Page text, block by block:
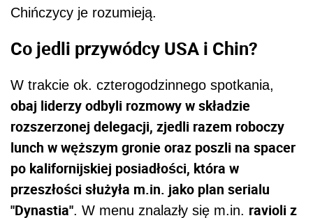
Chińczycy je rozumieją.
Co jedli przywódcy USA i Chin?
W trakcie ok. czterogodzinnego spotkania,
obaj liderzy odbyli rozmowy w składzie
rozszerzonej delegacji, zjedli razem roboczy
lunch w węższym gronie oraz poszli na spacer
po kalifornijskiej posiadłości, która w
przeszłości służyła m.in. jako plan serialu
"Dynastia". W menu znalazły się m.in. ravioli z